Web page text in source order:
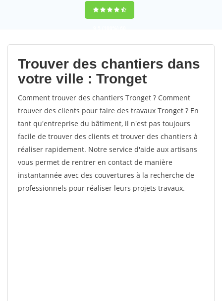
9,5(100%)60
votes
Trouver des chantiers dans
votre ville : Tronget
Comment trouver des chantiers Tronget ? Comment
trouver des clients pour faire des travaux Tronget ? En
tant qu'entreprise du bâtiment, il n'est pas toujours
facile de trouver des clients et trouver des chantiers à
réaliser rapidement. Notre service d'aide aux artisans
vous permet de rentrer en contact de manière
instantannée avec des couvertures à la recherche de
professionnels pour réaliser leurs projets travaux.